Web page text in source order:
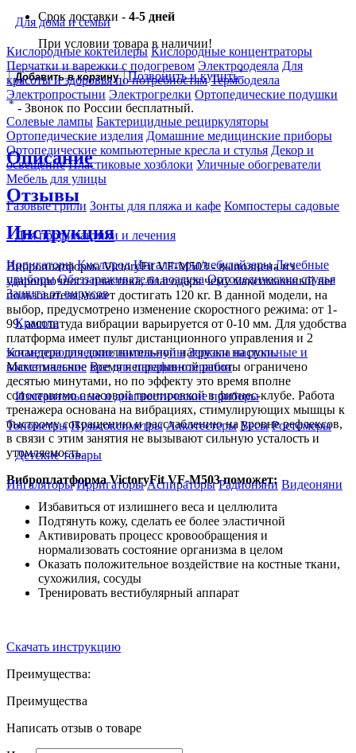
Для дома и семьи
Кислородные коктейлеры Кислородные концентраторы
Перчатки и варежки с подогревом Электроодеяла Для
красоты и здоровья по потребностям Термоодеяла
Электропростыни Электрогрелки Ортопедические подушки
Солевые лампы Бактерицидные рециркуляторы
Ортопедические изделия Домашние медицинские приборы
Ортопедические компьютерные кресла и стулья Декор и
освещение Пластиковые хозблоки Уличные обогреватели
Мебель для улицы
Газовые грили Зонты для пляжа и кафе Компостеры садовые
Для профилактики и лечения
Ирригаторы Кислород Ингаляторы/небулайзеры Лечебные
приборы Обеззараживатели воздуха Ортопедические стулья
Защита от вирусов
Красота
Косметологические лампы-лупы Зеркала настольные и
косметические Все для парафинотерапии
Измерительные и диагностические приборы
Тонометры Пульсоксиметры Алкотестеры Весы Ростомеры
Детские товары
Ингаляторы Ирригаторы Аспираторы Радионяни Видеоняни
Срок доставки - 4-5 дней
При условии товара в наличии!
Добавить в корзину Позвонить и купить*
* - Звонок по России бесплатный.
Описание
Отзывы
Инструкция
Виброплатформа VictoryFit VF-M503 - выполнена из
ударопрочного пластика, благодаря чему максимальный вес
пользователя может достигать 120 кг. В данной модели, на
выбор, предусмотрено изменение скоростного режима: от 1-
99, амплитуда вибрации варьируется от 0-10 мм. Для удобства
платформа имеет пульт дистанционного управления и 2
эспандера для дополнительной нагрузки на руки.
Максимальное время непрерывной работы ограничено
десятью минутами, но по эффекту это время вполне
сопоставимо с часовой тренировкой в фитнес-клубе. Работа
тренажера основана на вибрациях, стимулирующих мышцы к
быстрому сокращению и расслаблению на уровне рефлексов,
в связи с этим занятия не вызывают сильную усталость и
утомляемость.
Виброплатформа VictoryFit VF-M503 поможет:
Избавиться от излишнего веса и целлюлита
Подтянуть кожу, сделать ее более эластичной
Активировать процесс кровообращения и
нормализовать состояние организма в целом
Оказать положительное воздействие на костные ткани,
сухожилия, сосуды
Тренировать вестибулярный аппарат
Скачать инструкцию
Преимущества:
Преимущества
Написать отзыв о товаре